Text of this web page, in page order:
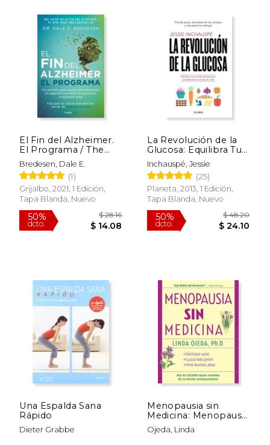
12%
dcto. $ 13.22
50%
dcto.
El Fin del Alzheimer.
El Programa / The
End of Alzheimer's
Program: The First
Protocol to Enhance
Cognition and
Reverse Decline at
Bredesen, Dale E.
(1)
Grijalbo, 2021, 1 Edición,
Tapa Blanda, Nuevo
La Revolución de la
Glucosa: Equilibra Tus
Niveles de Glucosa Y
Cambiarás Tu Salud Y
Tu Vida / Glucose
Revolution: The Life-
Changing Power of
Inchauspé, Jessie
(25)
Planeta, 2013, 1 Edición,
Tapa Blanda, Nuevo
Una Espalda Sana
Rápido
Dieter Grabbe
Menopausia sin
Medicina: Menopause
Without Medicine,
Spanish-Language
Ojeda, Linda